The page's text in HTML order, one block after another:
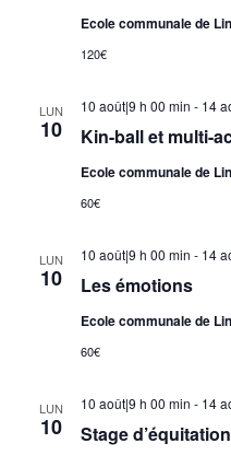
Ecole communale de
120€
LUN
10 Kin-ball et multi-
10 août|9 h 00 min - 14
Ecole communale de
60€
LUN
10 Les émotions
10 août|9 h 00 min - 14
Ecole communale de
60€
LUN
10 Stage d’équitation
10 août|9 h 00 min - 14